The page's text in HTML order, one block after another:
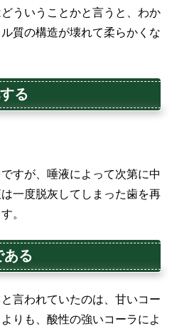
ういうことかと言うと、わか
質の構造が壊れて柔らかくな
る
すが、唾液によって次第に中
一度脱灰してしまった歯を再
。
ある
言われていたのは、甘いコー
りも、酸性の強いコーラによ